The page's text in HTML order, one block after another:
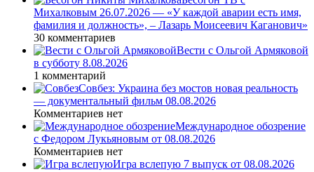
Михалковым 26.07.2026 — «У каждой аварии есть имя,
фамилия и должность», – Лазарь Моисеевич Каганович»
30 комментариев
Вести с Ольгой Армяковой
в субботу 8.08.2026
1 комментарий
Совбез: Украина без мостов новая реальность
— документальный фильм 08.08.2026
Комментариев нет
Международное обозрение
с Федором Лукьяновым от 08.08.2026
Комментариев нет
Игра вслепую 7 выпуск от 08.08.2026